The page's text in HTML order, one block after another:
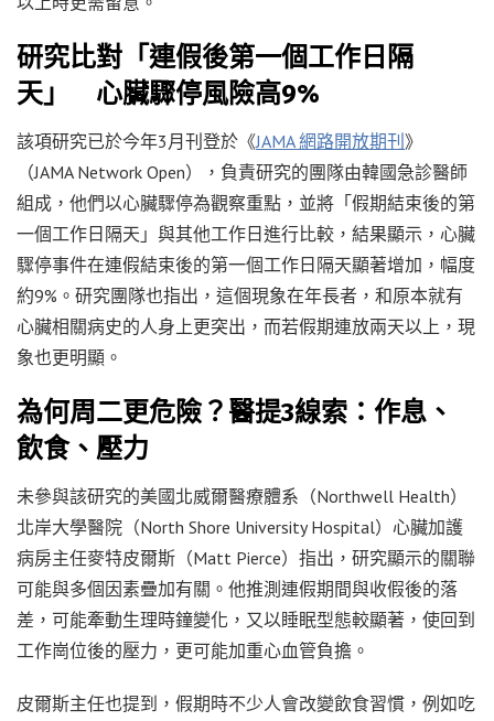
研究比對「連假後第一個工作日隔
天」 心臟驟停風險高9%
該項研究已於今年3月刊登於《JAMA 網路開放期刊》
（JAMA Network Open），負責研究的團隊由韓國急診醫師
組成，他們以心臟驟停為觀察重點，並將「假期結束後的第
一個工作日隔天」與其他工作日進行比較，結果顯示，心臟
驟停事件在連假結束後的第一個工作日隔天顯著增加，幅度
約9%。研究團隊也指出，這個現象在年長者，和原本就有
心臟相關病史的人身上更突出，而若假期連放兩天以上，現
象也更明顯。
為何周二更危險？醫提3線索：作息、
飲食、壓力
未參與該研究的美國北威爾醫療體系（Northwell Health）
北岸大學醫院（North Shore University Hospital）心臟加護
病房主任麥特皮爾斯（Matt Pierce）指出，研究顯示的關聯
可能與多個因素疊加有關。他推測連假期間與收假後的落
差，可能牽動生理時鐘變化，又以睡眠型態較顯著，使回到
工作崗位後的壓力，更可能加重心血管負擔。
皮爾斯主任也提到，假期時不少人會改變飲食習慣，例如吃